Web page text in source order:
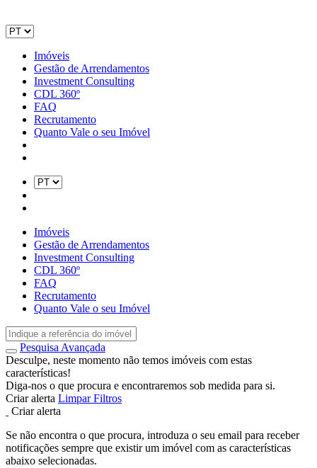
Imóveis
Gestão de Arrendamentos
Investment Consulting
CDL 360º
FAQ
Recrutamento
Quanto Vale o seu Imóvel
Imóveis
Gestão de Arrendamentos
Investment Consulting
CDL 360º
FAQ
Recrutamento
Quanto Vale o seu Imóvel
Pesquisa Avançada
Desculpe, neste momento não temos imóveis com estas
características!
Diga-nos o que procura e encontraremos sob medida para si.
Criar alerta Limpar Filtros
Criar alerta
Se não encontra o que procura, introduza o seu email para receber
notificações sempre que existir um imóvel com as características
abaixo selecionadas.